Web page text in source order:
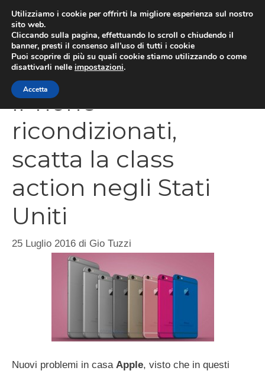
contenuto
iPhone
ricondizionati,
scatta la class
action negli Stati
Uniti
25 Luglio 2016 di Gio Tuzzi
Nuovi problemi in casa Apple, visto che in questi
Utilizziamo i cookie per offrirti la migliore esperienza sul nostro
sito web.
Cliccando sulla pagina, effettuando lo scroll o chiudendo il
banner, presti il consenso all’uso di tutti i cookie
Puoi scoprire di più su quali cookie stiamo utilizzando o come
disattivarli nelle impostazioni.
Accetta